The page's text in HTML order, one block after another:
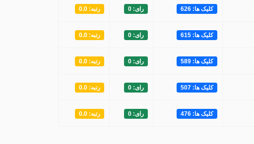
کلیک ها: 626 رای: 0 رتبه: 0.0
کلیک ها: 615 رای: 0 رتبه: 0.0
کلیک ها: 589 رای: 0 رتبه: 0.0
کلیک ها: 507 رای: 0 رتبه: 0.0
کلیک ها: 476 رای: 0 رتبه: 0.0